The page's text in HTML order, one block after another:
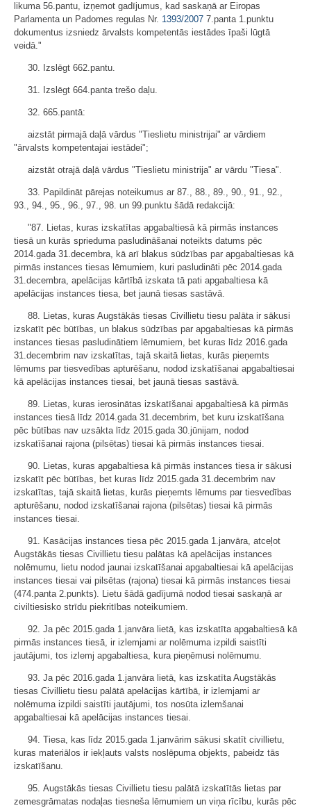
likuma 56.pantu, izņemot gadījumus, kad saskaņā ar Eiropas
Parlamenta un Padomes regulas Nr. 1393/2007 7.panta 1.punktu
dokumentus izsniedz ārvalsts kompetentās iestādes īpaši lūgtā
veidā."
30. Izslēgt 662.pantu.
31. Izslēgt 664.panta trešo daļu.
32. 665.pantā:
aizstāt pirmajā daļā vārdus "Tieslietu ministrijai" ar vārdiem
"ārvalsts kompetentajai iestādei";
aizstāt otrajā daļā vārdus "Tieslietu ministrija" ar vārdu "Tiesa".
33. Papildināt pārejas noteikumus ar 87., 88., 89., 90., 91., 92.,
93., 94., 95., 96., 97., 98. un 99.punktu šādā redakcijā:
"87. Lietas, kuras izskatītas apgabaltiesā kā pirmās instances
tiesā un kurās sprieduma pasludināšanai noteikts datums pēc
2014.gada 31.decembra, kā arī blakus sūdzības par apgabaltiesas kā
pirmās instances tiesas lēmumiem, kuri pasludināti pēc 2014.gada
31.decembra, apelācijas kārtībā izskata tā pati apgabaltiesa kā
apelācijas instances tiesa, bet jaunā tiesas sastāvā.
88. Lietas, kuras Augstākās tiesas Civillietu tiesu palāta ir sākusi
izskatīt pēc būtības, un blakus sūdzības par apgabaltiesas kā pirmās
instances tiesas pasludinātiem lēmumiem, bet kuras līdz 2016.gada
31.decembrim nav izskatītas, tajā skaitā lietas, kurās pieņemts
lēmums par tiesvedības apturēšanu, nodod izskatīšanai apgabaltiesai
kā apelācijas instances tiesai, bet jaunā tiesas sastāvā.
89. Lietas, kuras ierosinātas izskatīšanai apgabaltiesā kā pirmās
instances tiesā līdz 2014.gada 31.decembrim, bet kuru izskatīšana
pēc būtības nav uzsākta līdz 2015.gada 30.jūnijam, nodod
izskatīšanai rajona (pilsētas) tiesai kā pirmās instances tiesai.
90. Lietas, kuras apgabaltiesa kā pirmās instances tiesa ir sākusi
izskatīt pēc būtības, bet kuras līdz 2015.gada 31.decembrim nav
izskatītas, tajā skaitā lietas, kurās pieņemts lēmums par tiesvedības
apturēšanu, nodod izskatīšanai rajona (pilsētas) tiesai kā pirmās
instances tiesai.
91. Kasācijas instances tiesa pēc 2015.gada 1.janvāra, atceļot
Augstākās tiesas Civillietu tiesu palātas kā apelācijas instances
nolēmumu, lietu nodod jaunai izskatīšanai apgabaltiesai kā apelācijas
instances tiesai vai pilsētas (rajona) tiesai kā pirmās instances tiesai
(474.panta 2.punkts). Lietu šādā gadījumā nodod tiesai saskaņā ar
civiltiesisko strīdu piekritības noteikumiem.
92. Ja pēc 2015.gada 1.janvāra lietā, kas izskatīta apgabaltiesā kā
pirmās instances tiesā, ir izlemjami ar nolēmuma izpildi saistīti
jautājumi, tos izlemj apgabaltiesa, kura pieņēmusi nolēmumu.
93. Ja pēc 2016.gada 1.janvāra lietā, kas izskatīta Augstākās
tiesas Civillietu tiesu palātā apelācijas kārtībā, ir izlemjami ar
nolēmuma izpildi saistīti jautājumi, tos nosūta izlemšanai
apgabaltiesai kā apelācijas instances tiesai.
94. Tiesa, kas līdz 2015.gada 1.janvārim sākusi skatīt civillietu,
kuras materiālos ir iekļauts valsts noslēpuma objekts, pabeidz tās
izskatīšanu.
95. Augstākās tiesas Civillietu tiesu palātā izskatītās lietas par
zemesgrāmatas nodaļas tiesneša lēmumiem un viņa rīcību, kurās pēc